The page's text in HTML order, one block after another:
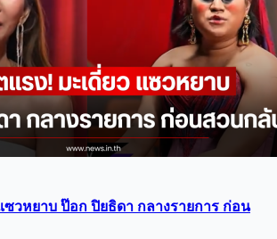
ซวหยาบ ป๊อก ปิยธิดา กลางรายการ ก่อน